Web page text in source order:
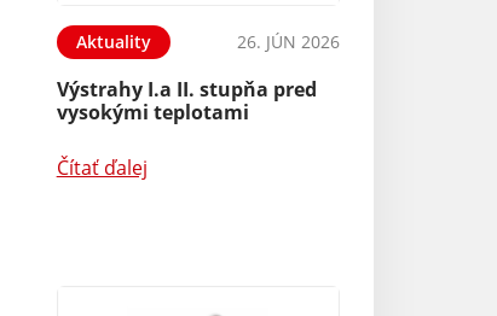
Aktuality 26. JÚN 2026
Výstrahy I.a II. stupňa pred
vysokými teplotami
Čítať ďalej